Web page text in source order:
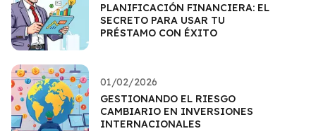
PLANIFICACIÓN FINANCIERA: EL
SECRETO PARA USAR TU
PRÉSTAMO CON ÉXITO
01/02/2026
GESTIONANDO EL RIESGO
CAMBIARIO EN INVERSIONES
INTERNACIONALES